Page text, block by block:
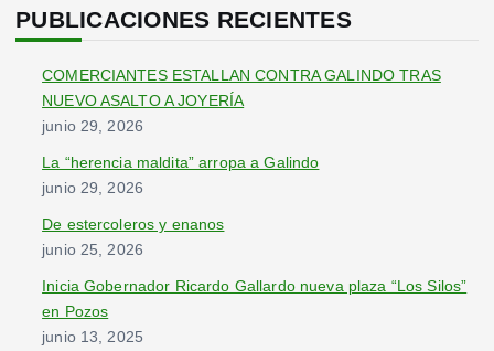
c
a
PUBLICACIONES RECIENTES
COMERCIANTES ESTALLAN CONTRA GALINDO TRAS
NUEVO ASALTO A JOYERÍA
junio 29, 2026
La “herencia maldita” arropa a Galindo
junio 29, 2026
De estercoleros y enanos
junio 25, 2026
Inicia Gobernador Ricardo Gallardo nueva plaza “Los Silos”
en Pozos
junio 13, 2025